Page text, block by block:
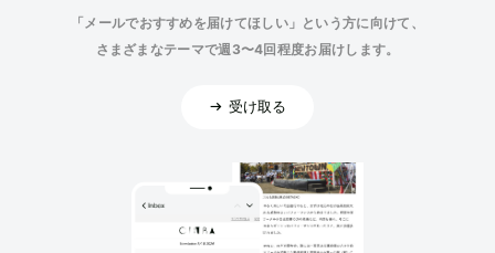
「メールでおすすめを届けてほしい」という方に向けて、
さまざまなテーマで週3〜4回程度お届けします。
受け取る